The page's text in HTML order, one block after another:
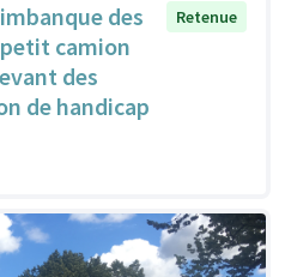
des
camion
des
de handicap
Retenue